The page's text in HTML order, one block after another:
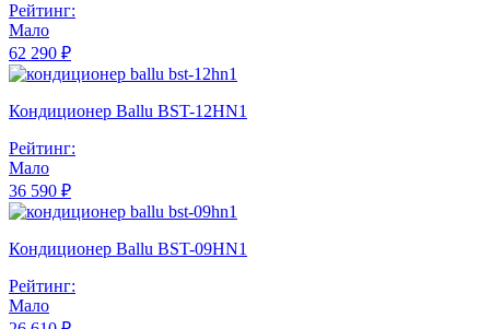
Рейтинг:
Мало
62 290 ₽
Кондиционер Ballu BST-12HN1
Рейтинг:
Мало
36 590 ₽
Кондиционер Ballu BST-09HN1
Рейтинг:
Мало